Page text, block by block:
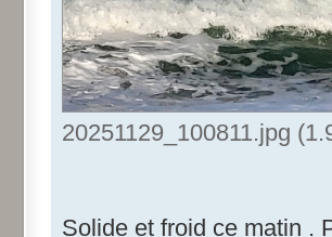
20251129_100811.jpg
Solide et froid ce matin .